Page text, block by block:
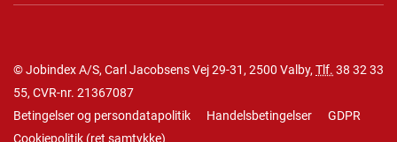
© Jobindex A/S, Carl Jacobsens Vej 29-31, 2500 Valby, Tlf. 38 32 33
55, CVR-nr. 21367087
Betingelser og persondatapolitik
Handelsbetingelser
GDPR
Cookiepolitik (ret samtykke)